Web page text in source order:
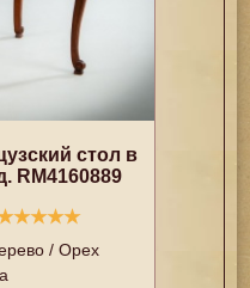
стол в
RM4160889
★★★★
/ Орех